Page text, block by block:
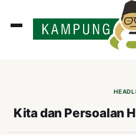
Kita dan Persoalan